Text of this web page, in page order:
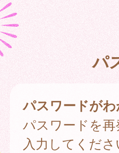
パ
パスワードが
パスワードを
入力してくださ